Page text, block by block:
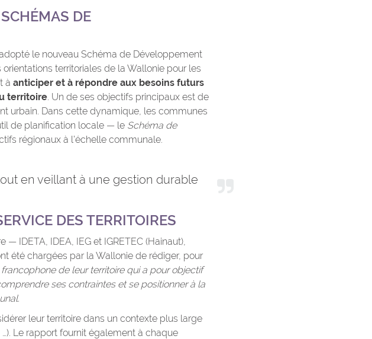
DE
le nouveau Schéma de Développement
territoriales de la Wallonie pour les
à anticiper et à répondre aux besoins futurs
territoire. Un de ses objectifs principaux est de
urbain. Dans cette dynamique, les communes
de planification locale — le Schéma de
régionaux à l’échelle communale.
en veillant à une gestion durable
DES TERRITOIRES
IDETA, IDEA, IEG et IGRETEC (Hainaut),
été chargées par la Wallonie de rédiger, pour
de leur territoire qui a pour objectif
ses contraintes et se positionner à la
leur territoire dans un contexte plus large
Le rapport fournit également à chaque